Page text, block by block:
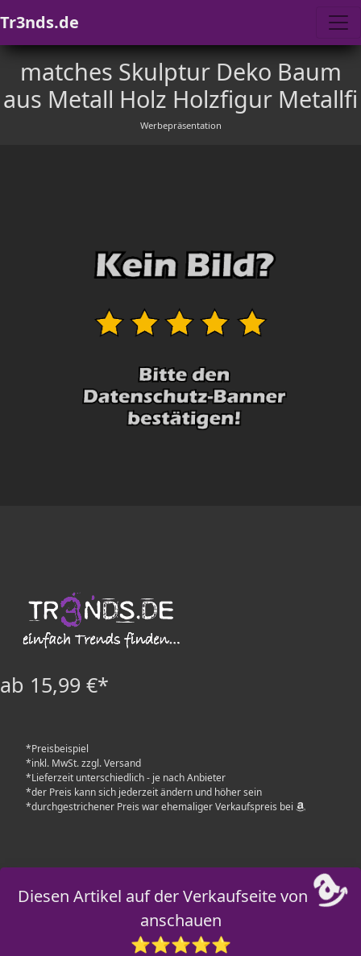
Tr3nds.de
matches Skulptur Deko Baum
aus Metall Holz Holzfigur Metallfi
Werbepräsentation
ab 15,99 €*
*Preisbeispiel
*inkl. MwSt. zzgl. Versand
*Lieferzeit unterschiedlich - je nach Anbieter
*der Preis kann sich jederzeit ändern und höher sein
*durchgestrichener Preis war ehemaliger Verkaufspreis bei
Diesen Artikel auf der Verkaufseite von
anschauen
⭐⭐⭐⭐⭐